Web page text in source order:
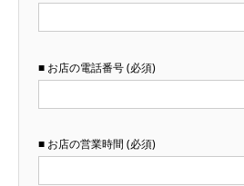
■ お店の電話番号 (必須)
■ お店の営業時間 (必須)